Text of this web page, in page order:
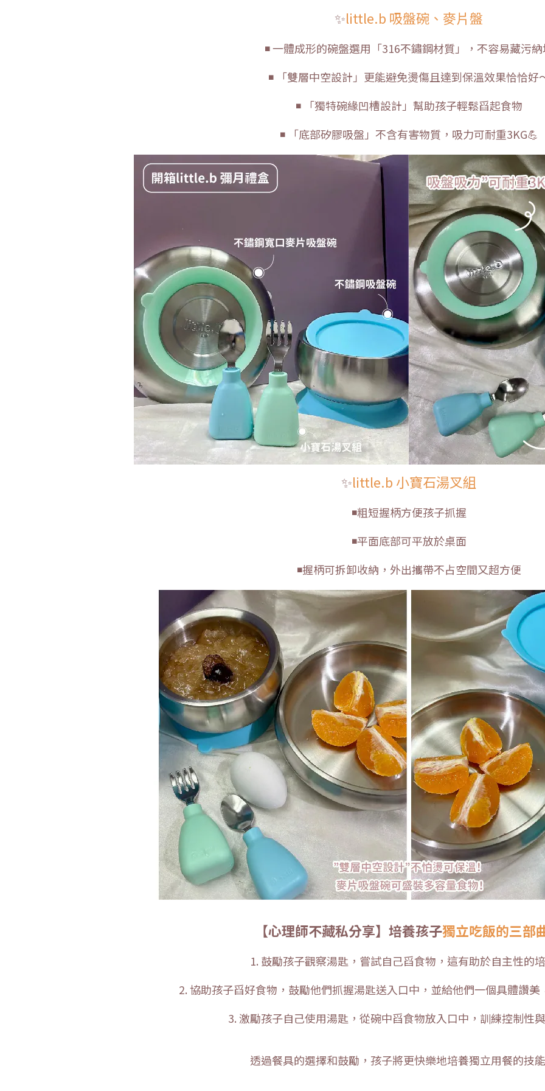
✨little.b 吸盤碗、麥片盤
◾ 一體成形的碗盤選用「316不鏽鋼材質」，不容易藏污
◾ 「雙層中空設計」更能避免燙傷且達到保溫效果恰恰好
◾ 「獨特碗緣凹槽設計」幫助孩子輕鬆舀起食物
◾ 「底部矽膠吸盤」不含有害物質，吸力可耐重3KG💪
✨little.b 小寶石湯叉組
◾粗短握柄方便孩子抓握
◾平面底部可平放於桌面
◾握柄可拆卸收納，外出攜帶不占空間又超方便
【心理師不藏私分享】培養孩子獨立吃飯的三部
1. 鼓勵孩子觀察湯匙，嘗試自己舀食物，這有助於自主性的
2. 協助孩子舀好食物，鼓勵他們抓握湯匙送入口中，並給他們一個具體讚
3. 激勵孩子自己使用湯匙，從碗中舀食物放入口中，訓練控制性
透過餐具的選擇和鼓勵，孩子將更快樂地培養獨立用餐的技